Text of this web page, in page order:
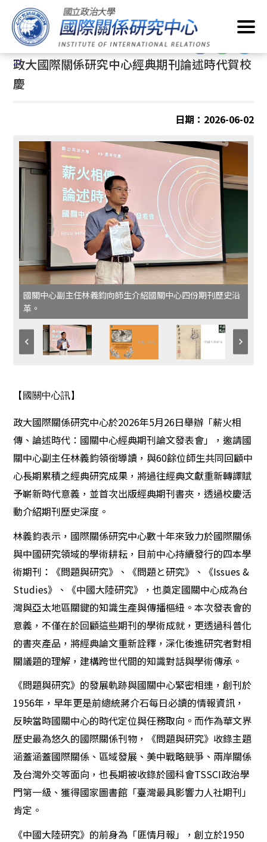
到
主
要
內
容
首頁/ 最新消息/一般事項
:::
:::
政大國際關係研究中心經典期刊論述時代賀校
慶
日期：2026-06-02
國關中心副主任林義鈞向師生介紹國關中心四份期刊歷史沿
革。
【國關中心訊】
政大國際關係研究中心於2026年5月26日舉辦「薪火相
傳、論述時代：國關中心經典期刊論文發表會」，邀請國
關中心副主任林義鈞領銜導讀，與60餘位師生共同回顧中
心長期累積之經典研究成果，將過往經典文獻重新轉譯賦
予嶄新時代意義，並首次出版經典期刊書夾，透過校慶活
動介紹期刊歷史深度。
林義鈞表示，國際關係研究中心數十年來致力於國際關係
與中國研究領域的學術耕耘，目前中心持續發行的四本學
術期刊：《問題與研究》、《問題と研究》、《Issues &
Studies》、《中國大陸研究》，也奠定國關中心成為台
灣與亞太地區關鍵的知識生產與傳播樞紐。本次發表會的
意義，不僅在於回顧這些期刊的學術成就，更透過科普化
的書夾產品，將經典論文重新詮釋，深化後進研究者對相
關議題的理解，建構跨世代間的知識對話與學術傳承。
《問題與研究》的發展軌跡與國關中心緊密相連，創刊於
1956年，早年更是前總統蔣介石每日必讀的情報資訊，
反映當時國關中心的時代定位與任務取向。而作為華文界
歷史最為悠久的國際關係刊物，《問題與研究》收錄主題
涵蓋涵蓋國際關係、區域發展、美中戰略競爭、兩岸關係
及台灣外交等面向，也長期被收錄於國科會TSSCI政治學
門第一級、獲得國家圖書館「臺灣最具影響力人社期刊」
肯定。
《中國大陸研究》的前身為「匪情月報」，創立於1950